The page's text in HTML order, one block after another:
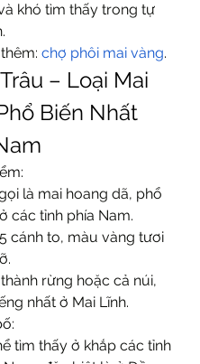
khó tìm thấy trong tự
chợ phôi mai vàng.
– Loại Mai
Biến Nhất
là mai hoang dã, phổ
các tỉnh phía Nam.
cánh to, màu vàng tươi
rừng hoặc cả núi,
nhất ở Mai Lĩnh.
tìm thấy ở khắp các tỉnh